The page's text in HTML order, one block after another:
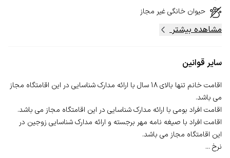
حیوان خانگیغیر مجاز
مشاهده بیشتر
سایر قوانین
اقامت خانم تنها بالای 18 سال با ارائه مدارک شناسایی در این اقامتگاه مجاز
اقامت افراد با صیغه نامه مهر برجسته و ارائه مدارک شناسایی زوجین در
نرخ ...